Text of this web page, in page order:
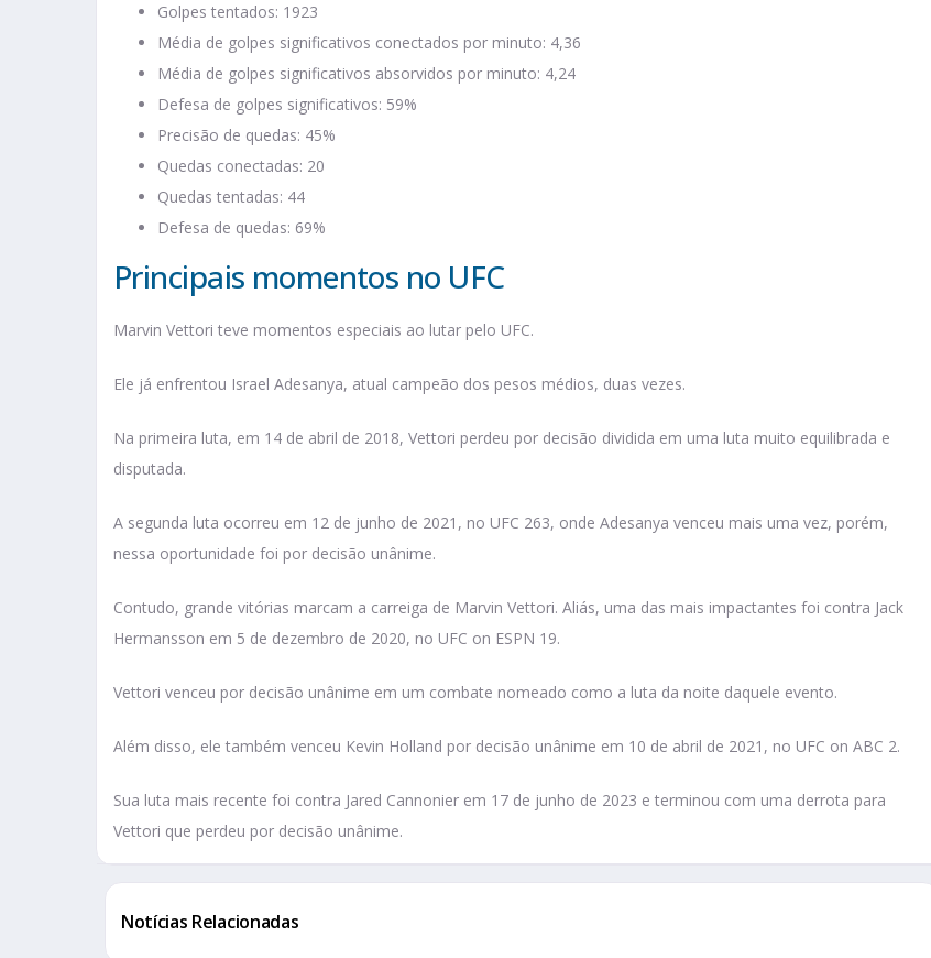
Golpes tentados: 1923
Média de golpes significativos conectados por minuto: 4,36
Média de golpes significativos absorvidos por minuto: 4,24
Defesa de golpes significativos: 59%
Precisão de quedas: 45%
Quedas conectadas: 20
Quedas tentadas: 44
Defesa de quedas: 69%
Principais momentos no UFC
Marvin Vettori teve momentos especiais ao lutar pelo UFC.
Ele já enfrentou Israel Adesanya, atual campeão dos pesos médios, duas vezes.
Na primeira luta, em 14 de abril de 2018, Vettori perdeu por decisão dividida em uma luta muito equilibrada e
disputada.
A segunda luta ocorreu em 12 de junho de 2021, no UFC 263, onde Adesanya venceu mais uma vez, porém,
nessa oportunidade foi por decisão unânime.
Contudo, grande vitórias marcam a carreiga de Marvin Vettori. Aliás, uma das mais impactantes foi contra Jack
Hermansson em 5 de dezembro de 2020, no UFC on ESPN 19.
Vettori venceu por decisão unânime em um combate nomeado como a luta da noite daquele evento.
Além disso, ele também venceu Kevin Holland por decisão unânime em 10 de abril de 2021, no UFC on ABC 2.
Sua luta mais recente foi contra Jared Cannonier em 17 de junho de 2023 e terminou com uma derrota para
Vettori que perdeu por decisão unânime.
Notícias Relacionadas